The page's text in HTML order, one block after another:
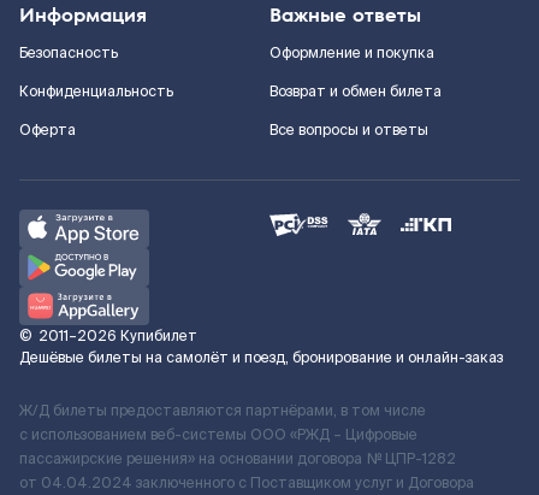
Информация
Безопасность
Конфиденциальность
Оферта
Важные ответы
Оформление и покупка
Возврат и обмен билета
Все вопросы и ответы
© 2011–2026 Купибилет
Дешёвые билеты на самолёт и поезд, бронирование и онлайн-заказ
Ж/Д билеты предоставляются партнёрами, в том числе
с использованием веб-системы ООО «РЖД – Цифровые
пассажирские решения» на основании договора № ЦПР-1282
от 04.04.2024 заключенного с Поставщиком услуг и Договора